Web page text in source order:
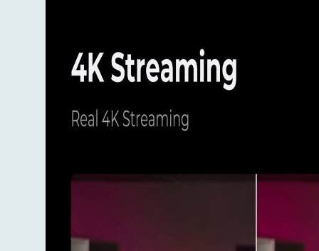
kameras pozīcijām dinamiskai leņķa
atslēgu pielāgotam fonam un
Yolobox Extreme padara tiešraidi vienkāršu
pievienojiet ierīces, iestatiet straumi un